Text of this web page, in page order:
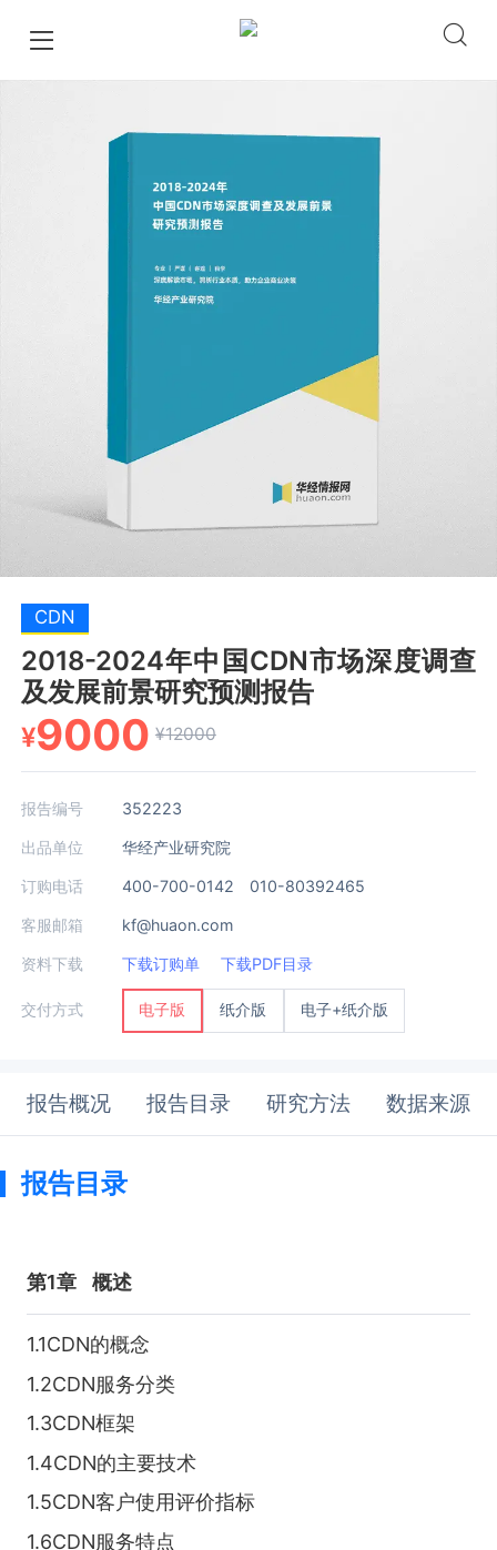
CDN
2018-2024年中国CDN市场深度调查
及发展前景研究预测报告
¥9000 ¥12000
报告编号 352223
出品单位 华经产业研究院
订购电话 400-700-0142 010-80392465
客服邮箱 kf@huaon.com
资料下载 下载订购单 下载PDF目录
交付方式 电子版 纸介版 电子+纸介版
报告概况 报告目录 研究方法 数据来源
报告目录
第1章 概述
1.1CDN的概念
1.2CDN服务分类
1.3CDN框架
1.4CDN的主要技术
1.5CDN客户使用评价指标
1.6CDN服务特点